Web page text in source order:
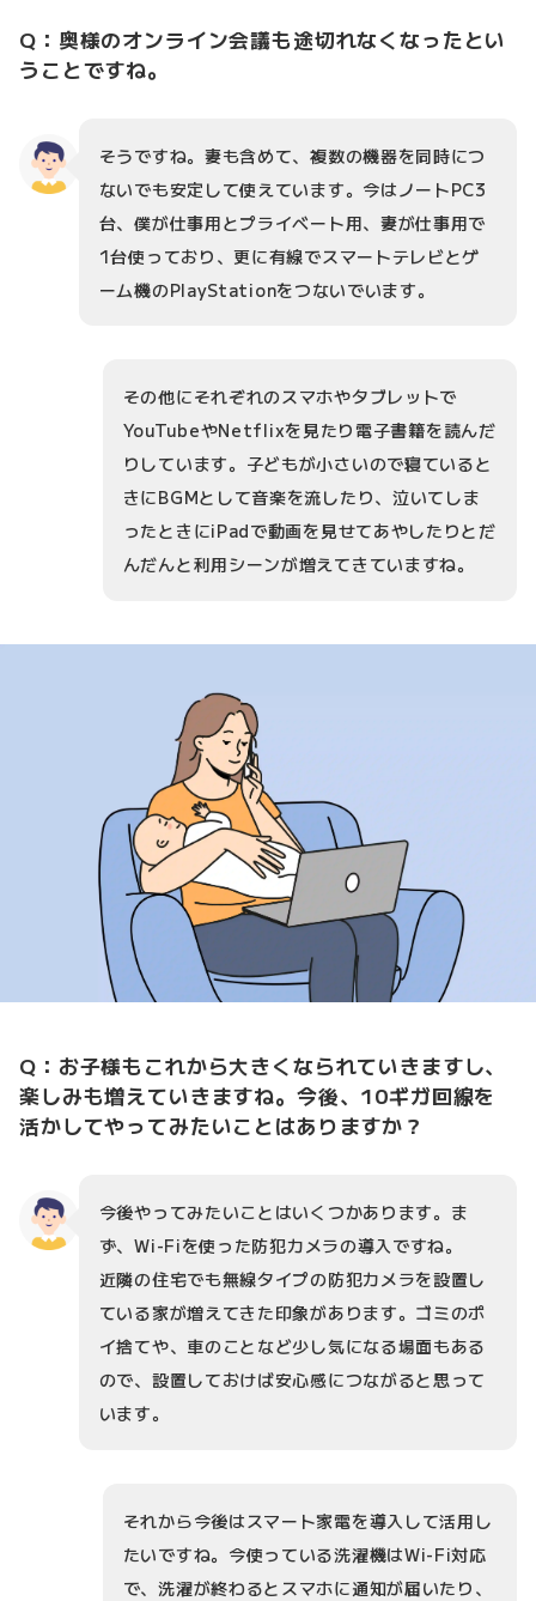
Q：奥様のオンライン会議も途切れなくなったとい
うことですね。
そうですね。妻も含めて、複数の機器を同時につ
ないでも安定して使えています。今はノートPC3
台、僕が仕事用とプライベート用、妻が仕事用で
1台使っており、更に有線でスマートテレビとゲ
ーム機のPlayStationをつないでいます。
その他にそれぞれのスマホやタブレットで
YouTubeやNetflixを見たり電子書籍を読んだ
りしています。子どもが小さいので寝ていると
きにBGMとして音楽を流したり、泣いてしま
ったときにiPadで動画を見せてあやしたりとだ
んだんと利用シーンが増えてきていますね。
Q：お子様もこれから大きくなられていきますし、
楽しみも増えていきますね。今後、10ギガ回線を
活かしてやってみたいことはありますか？
今後やってみたいことはいくつかあります。ま
ず、Wi-Fiを使った防犯カメラの導入ですね。
近隣の住宅でも無線タイプの防犯カメラを設置し
ている家が増えてきた印象があります。ゴミのポ
イ捨てや、車のことなど少し気になる場面もある
ので、設置しておけば安心感につながると思って
います。
それから今後はスマート家電を導入して活用し
たいですね。今使っている洗濯機はWi-Fi対応
で、洗濯が終わるとスマホに通知が届いたり、